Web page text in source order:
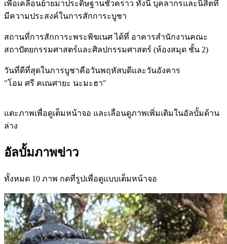
เพื่อเคลื่อนย้ายมาประดิษฐานชั่วคราว ทั้งนี้ บุคลากรและนิสิตที่
มีความประสงค์ในการสักการะบูชา
สถานที่การสักการะพระพิฆเนศ ได้ที่ อาคารสำนักงานคณะ
สถาปัตยกรรมศาสตร์และศิลปกรรมศาสตร์ (ห้องสมุด ชั้น 2)
วันที่ดีที่สุดในการบูชาคือวันพฤหัสบดีและวันอังคาร
"โอม ศรี คเณศายะ นะมะฮา"
แตะภาพเพื่อดูเต็มหน้าจอ และเลื่อนดูภาพเพิ่มเติมในอัลบั้มด้าน
ล่าง
อัลบั้มภาพข่าว
ทั้งหมด 10 ภาพ กดที่รูปเพื่อดูแบบเต็มหน้าจอ